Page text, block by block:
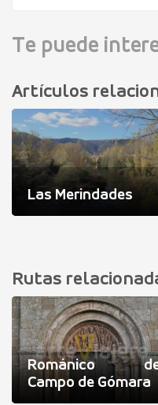
Te puede
Artículos
Las Merindades
Rutas
Románico
Campo de Gómara